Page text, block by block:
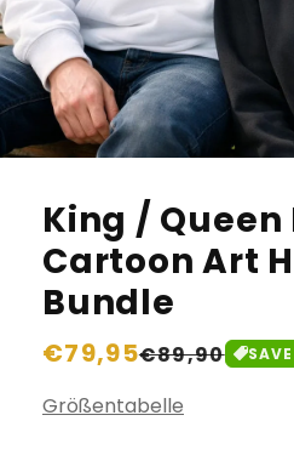
King / Queen
Cartoon Art
Bundle
Normaler
Preis
€79,95
Verkaufspreis
€89,90 SAVE
Größentabelle